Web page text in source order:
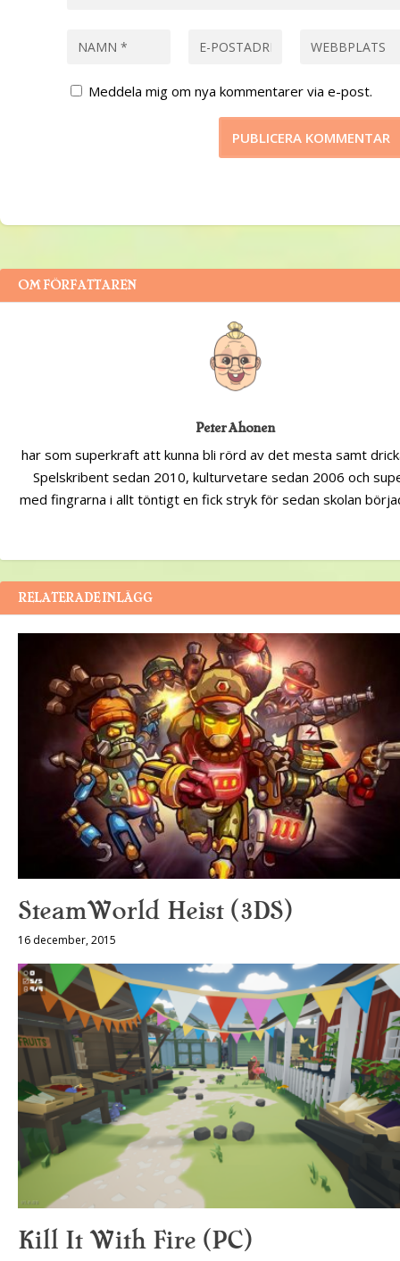
Meddela mig om nya kommentarer via e-post.
OM FÖRFATTAREN
Peter Ahonen
har som superkraft att kunna bli rörd av det mesta samt
Spelskribent sedan 2010, kulturvetare sedan 2006 och
med fingrarna i allt töntigt en fick stryk för sedan skolan
RELATERADE INLÄGG
SteamWorld Heist (3DS)
16 december, 2015
Kill It With Fire (PC)